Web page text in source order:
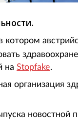
на Stopfake.
организация
новостной